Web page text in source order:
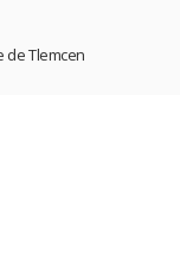
de Tlemcen